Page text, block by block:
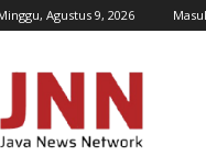
Agustus 9, 2026